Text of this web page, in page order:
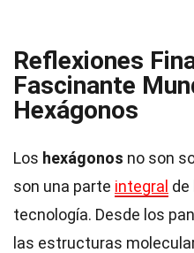
Reflexiones
Fascinante
Hexágonos
Los hexágonos no son
son una parte integral de
tecnología. Desde los
las estructuras